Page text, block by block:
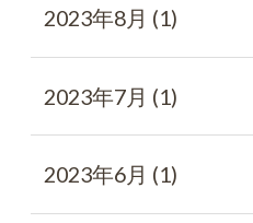
2023年8月 (1)
2023年7月 (1)
2023年6月 (1)